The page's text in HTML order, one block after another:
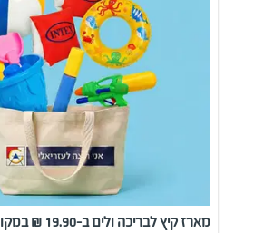
מארז קיץ לבריכה ולים ב-19.90 ₪ במקום 50 ₪